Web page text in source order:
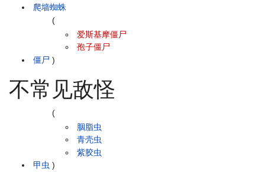
爬墙蜘蛛
僵尸
(
爱斯基摩僵尸
孢子僵尸
)
不常见敌怪
甲虫
(
胭脂虫
青壳虫
紫胶虫
)